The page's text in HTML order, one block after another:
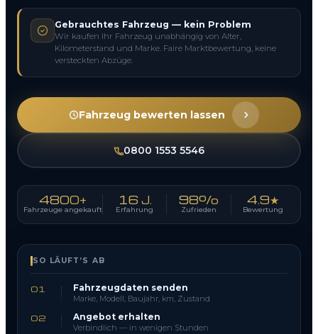
Kostenlos anfragen
Gebrauchtes Fahrzeug — kein Problem
Wir kaufen Ihr Fahrzeug unabhängig von Alter,
Kilometerstand und Marke. Faire Marktbewertung, keine
versteckten Abzüge.
Fahrzeug bewerten lassen
0800 1553 5546
4800+
Fahrzeuge angekauft
16 J.
Erfahrung
98%
Zufrieden
4.9★
Bewertung
SO LÄUFT’S AB
01 Fahrzeugdaten senden
Marke, Modell, Baujahr, km, Zustand
02 Angebot erhalten
Verbindlich — in wenigen Stunden